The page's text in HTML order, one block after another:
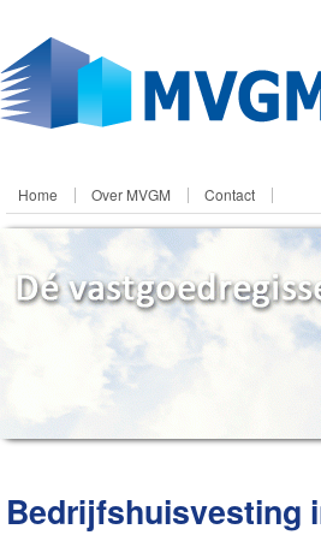
Bedrijfshuisvesting
Home Over MVGM Contact